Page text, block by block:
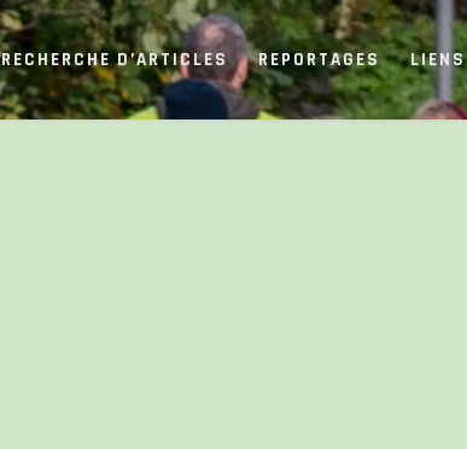
RECHERCHE D’ARTICLES REPORTAGES LIENS